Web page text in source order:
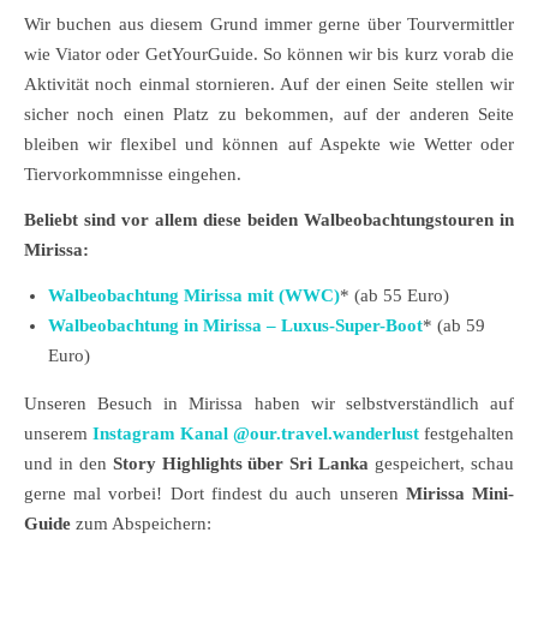
Wir buchen aus diesem Grund immer gerne über Tourvermittler
wie Viator oder GetYourGuide. So können wir bis kurz vorab die
Aktivität noch einmal stornieren. Auf der einen Seite stellen wir
sicher noch einen Platz zu bekommen, auf der anderen Seite
bleiben wir flexibel und können auf Aspekte wie Wetter oder
Tiervorkommnisse eingehen.
Beliebt sind vor allem diese beiden Walbeobachtungstouren in
Mirissa:
Walbeobachtung Mirissa mit (WWC)* (ab 55 Euro)
Walbeobachtung in Mirissa – Luxus-Super-Boot* (ab 59
Euro)
Unseren Besuch in Mirissa haben wir selbstverständlich auf
unserem Instagram Kanal @our.travel.wanderlust festgehalten
und in den Story Highlights über Sri Lanka gespeichert, schau
gerne mal vorbei! Dort findest du auch unseren Mirissa Mini-
Guide zum Abspeichern: